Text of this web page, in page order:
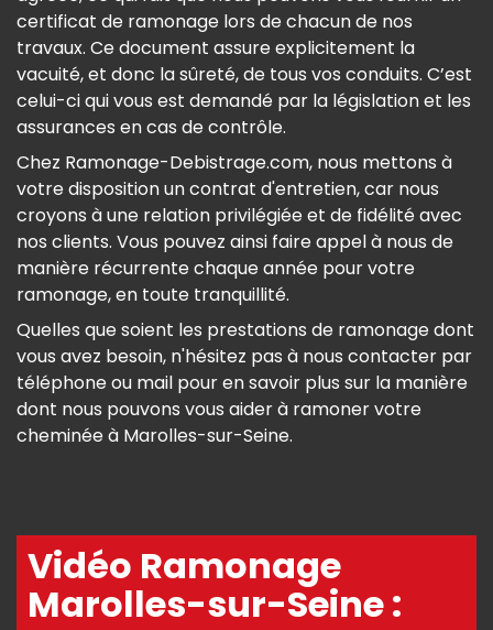
certificat de ramonage lors de chacun de nos
travaux. Ce document assure explicitement la
vacuité, et donc la sûreté, de tous vos conduits. C’est
celui-ci qui vous est demandé par la législation et les
assurances en cas de contrôle.
Chez Ramonage-Debistrage.com, nous mettons à
votre disposition un contrat d'entretien, car nous
croyons à une relation privilégiée et de fidélité avec
nos clients. Vous pouvez ainsi faire appel à nous de
manière récurrente chaque année pour votre
ramonage, en toute tranquillité.
Quelles que soient les prestations de ramonage dont
vous avez besoin, n'hésitez pas à nous contacter par
téléphone ou mail pour en savoir plus sur la manière
dont nous pouvons vous aider à ramoner votre
cheminée à Marolles-sur-Seine.
Vidéo Ramonage
Marolles-sur-Seine :